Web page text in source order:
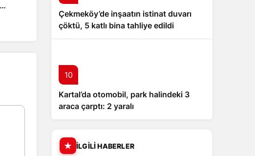
Çekmeköy’de inşaatın istinat duvarı
çöktü, 5 katlı bina tahliye edildi
10
Kartal’da otomobil, park halindeki 3
araca çarptı: 2 yaralı
İLGILI HABERLER